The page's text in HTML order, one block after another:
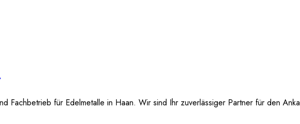
Fachbetrieb für Edelmetalle in Haan. Wir sind Ihr zuverlässiger Partner für den